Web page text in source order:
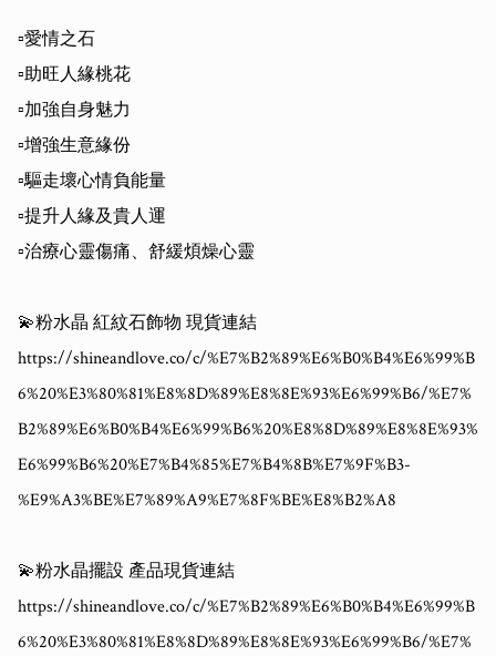
▫️愛情之石
▫️助旺人緣桃花
▫️加強自身魅力
▫️增強生意緣份
▫️驅走壞心情負能量
▫️提升人緣及貴人運
▫️治療心靈傷痛、舒緩煩燥心靈
💫粉水晶 紅紋石飾物 現貨連結
https://shineandlove.co/c/%E7%B2%89%E6%B0%B4%E6%99%B
6%20%E3%80%81%E8%8D%89%E8%8E%93%E6%99%B6/%E7%
B2%89%E6%B0%B4%E6%99%B6%20%E8%8D%89%E8%8E%93%
E6%99%B6%20%E7%B4%85%E7%B4%8B%E7%9F%B3-
%E9%A3%BE%E7%89%A9%E7%8F%BE%E8%B2%A8
💫粉水晶擺設 產品現貨連結
https://shineandlove.co/c/%E7%B2%89%E6%B0%B4%E6%99%B
6%20%E3%80%81%E8%8D%89%E8%8E%93%E6%99%B6/%E7%